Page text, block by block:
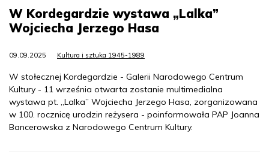
W Kordegardzie wystawa „Lalka”
Wojciecha Jerzego Hasa
09.09.2025 Kultura i sztuka 1945-1989
W stołecznej Kordegardzie - Galerii Narodowego Centrum
Kultury - 11 września otwarta zostanie multimedialna
wystawa pt. „Lalka” Wojciecha Jerzego Hasa, zorganizowana
w 100. rocznicę urodzin reżysera - poinformowała PAP Joanna
Bancerowska z Narodowego Centrum Kultury.